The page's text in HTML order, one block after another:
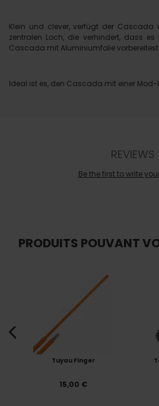
Klein und clever, verfügt der Cascada
zentralen Loch, die verhindert, dass
Cascada mit Aluminiumfolie vorbereitest.
Ideal ist es, den Cascada mit einer
REVIEWS
Be the first to write
PRODUITS POUVANT
Tuyau Finger
15,00 €